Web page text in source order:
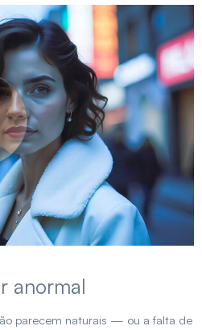
anormal
parecem naturais — ou a falta de